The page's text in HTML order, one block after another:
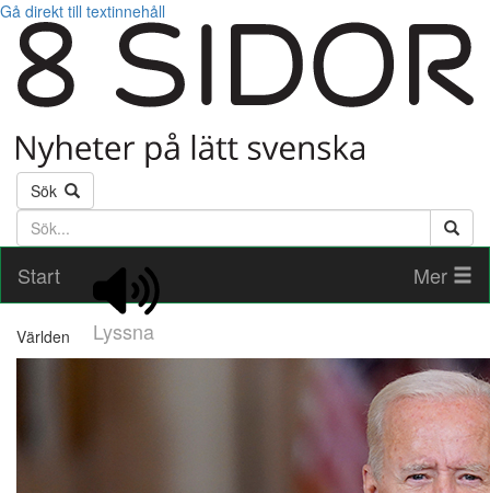
Gå direkt till textinnehåll
Sök
Söktext
Start
Lyssna
Mer
Världen